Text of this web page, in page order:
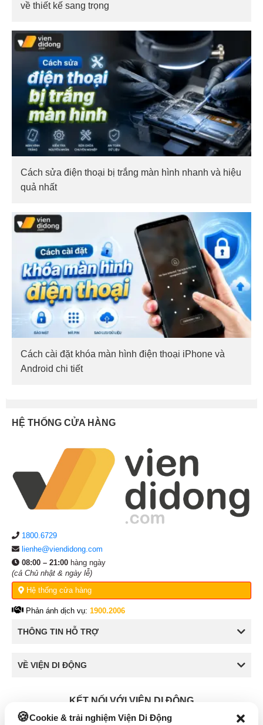
Cookie & trải nghiệm Viện Di Động
về thiết kế sang trọng
Cách sửa điện thoại bị trắng màn hình nhanh và hiệu
quả nhất
Cách cài đặt khóa màn hình điện thoại iPhone và
Android chi tiết
HỆ THỐNG CỬA HÀNG
1800.6729
lienhe@viendidong.com
08:00 – 21:00 hàng ngày
(cả Chủ nhật & ngày lễ)
Hệ thống cửa hàng
Phản ánh dịch vụ: 1900.2006
THÔNG TIN HỖ TRỢ
VỀ VIỆN DI ĐỘNG
KẾT NỐI VỚI VIỆN DI ĐỘNG